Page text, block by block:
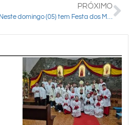
PRÓXIMO
Neste domingo (05) tem Festa dos Motoristas em Cantagalo